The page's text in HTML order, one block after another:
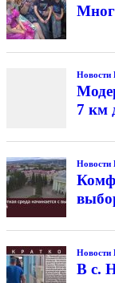
Новости
7 км
Новости
Новости
В с.